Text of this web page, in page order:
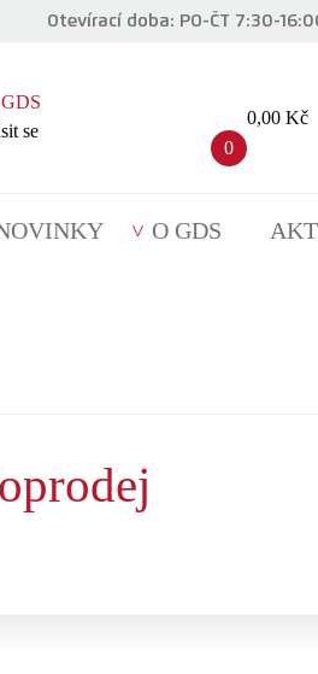
Otevírací doba: PO-ČT 7:30-
se
0
0,00 Kč
O GDS